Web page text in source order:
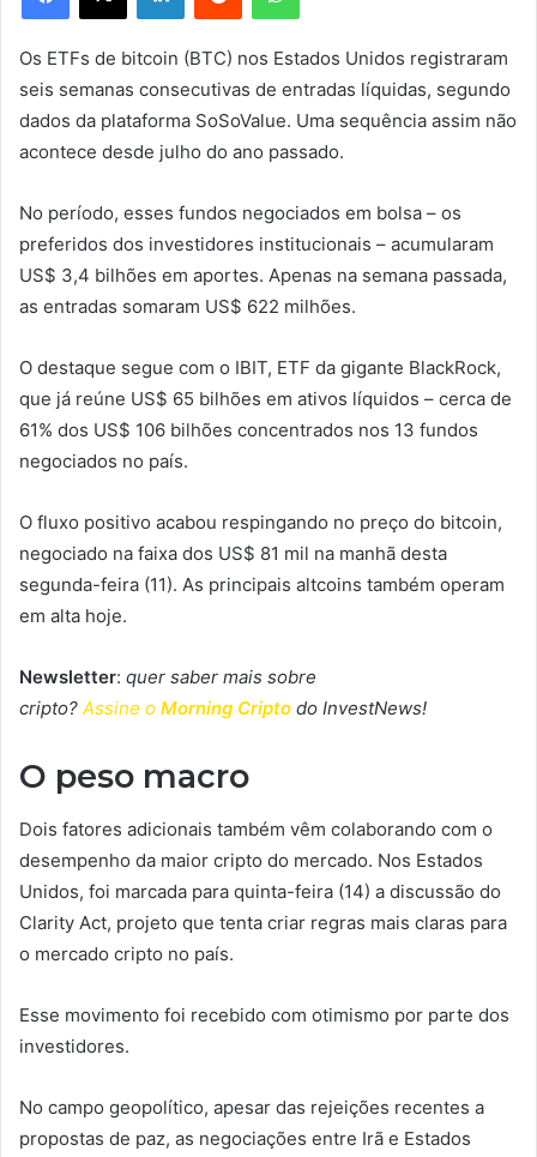
Os ETFs de bitcoin (BTC) nos Estados Unidos registraram
seis semanas consecutivas de entradas líquidas, segundo
dados da plataforma SoSoValue. Uma sequência assim não
acontece desde julho do ano passado.
No período, esses fundos negociados em bolsa – os
preferidos dos investidores institucionais – acumularam
US$ 3,4 bilhões em aportes. Apenas na semana passada,
as entradas somaram US$ 622 milhões.
O destaque segue com o IBIT, ETF da gigante BlackRock,
que já reúne US$ 65 bilhões em ativos líquidos – cerca de
61% dos US$ 106 bilhões concentrados nos 13 fundos
negociados no país.
O fluxo positivo acabou respingando no preço do bitcoin,
negociado na faixa dos US$ 81 mil na manhã desta
segunda-feira (11). As principais altcoins também operam
em alta hoje.
Newsletter: quer saber mais sobre
cripto? Assine o Morning Cripto do InvestNews!
O peso macro
Dois fatores adicionais também vêm colaborando com o
desempenho da maior cripto do mercado. Nos Estados
Unidos, foi marcada para quinta-feira (14) a discussão do
Clarity Act, projeto que tenta criar regras mais claras para
o mercado cripto no país.
Esse movimento foi recebido com otimismo por parte dos
investidores.
No campo geopolítico, apesar das rejeições recentes a
propostas de paz, as negociações entre Irã e Estados